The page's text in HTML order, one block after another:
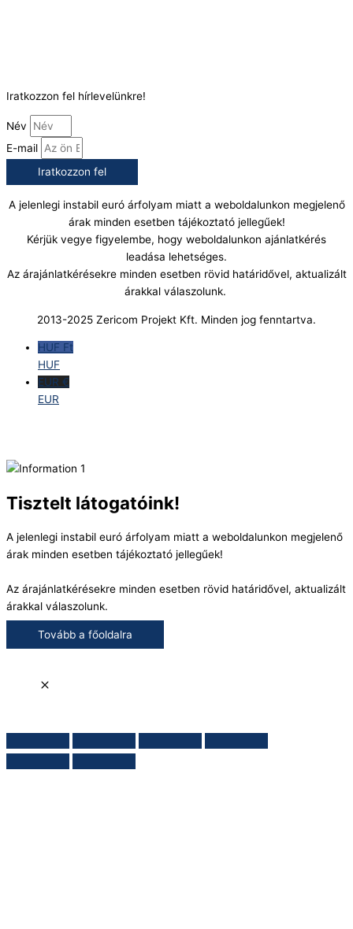
Iratkozzon fel hírlevelünkre!
Név
E-mail
Iratkozzon fel
A jelenlegi instabil euró árfolyam miatt a weboldalunkon megjelenő
árak minden esetben tájékoztató jellegűek!
Kérjük vegye figyelembe, hogy weboldalunkon ajánlatkérés
leadása lehetséges.
Az árajánlatkérésekre minden esetben rövid határidővel, aktualizált
árakkal válaszolunk.
2013-2025 Zericom Projekt Kft. Minden jog fenntartva.
HUF Ft
HUF
EUR €
EUR
Tisztelt látogatóink!
A jelenlegi instabil euró árfolyam miatt a weboldalunkon megjelenő
árak minden esetben tájékoztató jellegűek!
Az árajánlatkérésekre minden esetben rövid határidővel, aktualizált
árakkal válaszolunk.
Tovább a főoldalra